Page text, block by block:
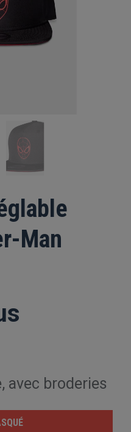
Man
avec broderies